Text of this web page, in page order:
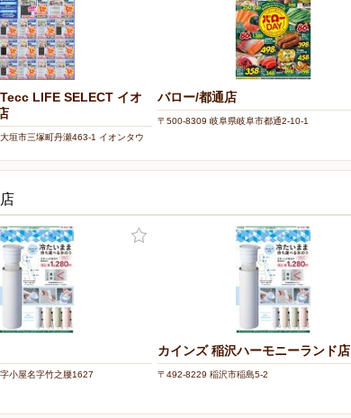
LIFE SELECT イオ
垣市三塚町丹瀬463-1 イオンタウ
バロー/都通店
〒500-8309 岐阜県岐阜市都通2-10-1
小屋名字竹之腰1627
カインズ 稲沢ハーモニーランド店
〒492-8229 稲沢市稲島5-2